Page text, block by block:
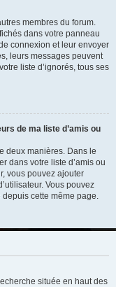
membres du forum.
dans votre panneau
connexion et leur envoyer
leurs messages peuvent
liste d’ignorés, tous ses
de ma liste d’amis ou
deux manières. Dans le
dans votre liste d’amis ou
vous pouvez ajouter
Vous pouvez
cette même page.
située en haut des